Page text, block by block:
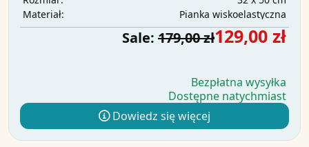
Materiał:
Pianka wiskoelastyczna
Sale: 179,00 zł129,00 zł
Bezpłatna wysyłka
Dostępne natychmiast
Dowiedz się więcej